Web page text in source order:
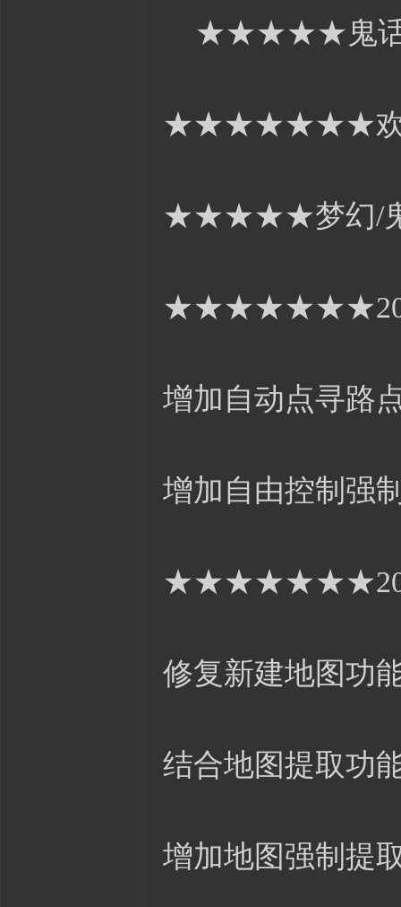
★★★★★鬼话
★★★★★★★欢
★★★★★梦幻/鬼
增加自动点寻路
增加自由控制强
修复新建地图功
结合地图提取功
增加地图强制提